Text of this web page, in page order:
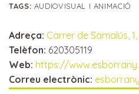
TAGS: AUDIOVISUAL I ANIMACIÓ
Adreça: Carrer de Samalús,
Telèfon: 620305119
Web: https://
Correu electrònic: